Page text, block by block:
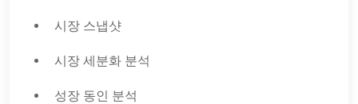
시장 스냅샷
시장 세분화 분석
성장 동인 분석